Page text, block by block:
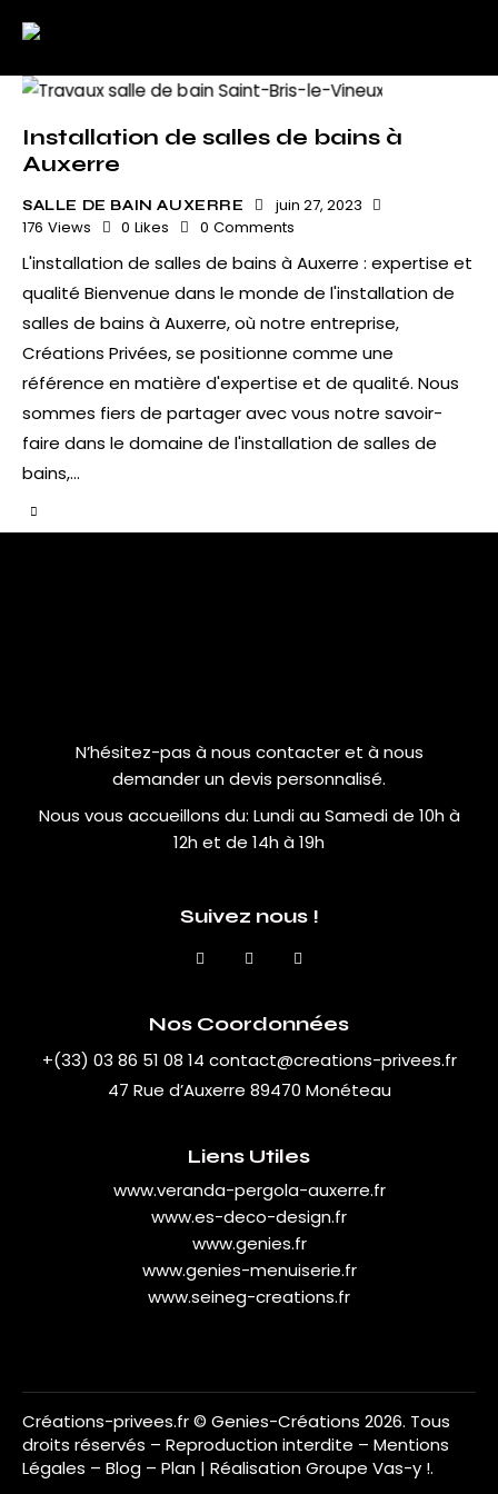
Installation de salles de bains à
Auxerre
SALLE DE BAIN AUXERRE
juin 27, 2023
176 Views 0 Likes 0 Comments
L'installation de salles de bains à Auxerre : expertise et
qualité Bienvenue dans le monde de l'installation de
salles de bains à Auxerre, où notre entreprise,
Créations Privées, se positionne comme une
référence en matière d'expertise et de qualité. Nous
sommes fiers de partager avec vous notre savoir-
faire dans le domaine de l'installation de salles de
bains,…
N’hésitez-pas à nous contacter et à nous
demander un devis personnalisé.
Nous vous accueillons du: Lundi au Samedi de 10h à
12h et de 14h à 19h
Suivez nous !
Nos Coordonnées
+(33) 03 86 51 08 14 contact@creations-privees.fr
47 Rue d’Auxerre 89470 Monéteau
Liens Utiles
www.veranda-pergola-auxerre.fr
www.es-deco-design.fr
www.genies.fr
www.genies-menuiserie.fr
www.seineg-creations.fr
Créations-privees.fr© Genies-Créations 2026. Tous
droits réservés – Reproduction interdite – Mentions
Légales – Blog – Plan | RéalisationGroupe Vas-y !.